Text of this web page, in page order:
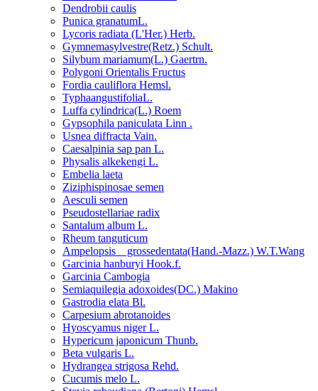
Dendrobii caulis
Punica granatumL.
Lycoris radiata (L'Her.) Herb.
Gymnemasylvestre(Retz.) Schult.
Silybum mariamum(L.) Gaertrn.
Polygoni Orientalis Fructus
Fordia cauliflora Hemsl.
TyphaangustifoliaL.
Luffa cylindrica(L.) Roem
Gypsophila paniculata Linn .
Usnea diffracta Vain.
Caesalpinia sap pan L.
Physalis alkekengi L.
Embelia laeta
Ziziphispinosae semen
Aesculi semen
Pseudostellariae radix
Santalum album L.
Rheum tanguticum
Ampelopsis grossedentata(Hand.-Mazz.) W.T.Wang
Garcinia hanburyi Hook.f.
Garcinia Cambogia
Semiaquilegia adoxoides(DC.) Makino
Gastrodia elata Bl.
Carpesium abrotanoides
Hyoscyamus niger L.
Hypericum japonicum Thunb.
Beta vulgaris L.
Hydrangea strigosa Rehd.
Cucumis melo L.